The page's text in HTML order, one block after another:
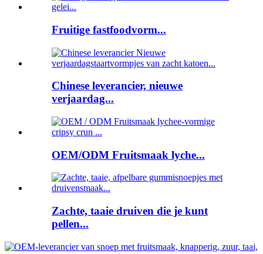
Fruitige fastfoodvorm...
Chinese leverancier, nieuwe
verjaardag...
OEM/ODM Fruitsmaak lyche...
Zachte, taaie druiven die je kunt
pellen...